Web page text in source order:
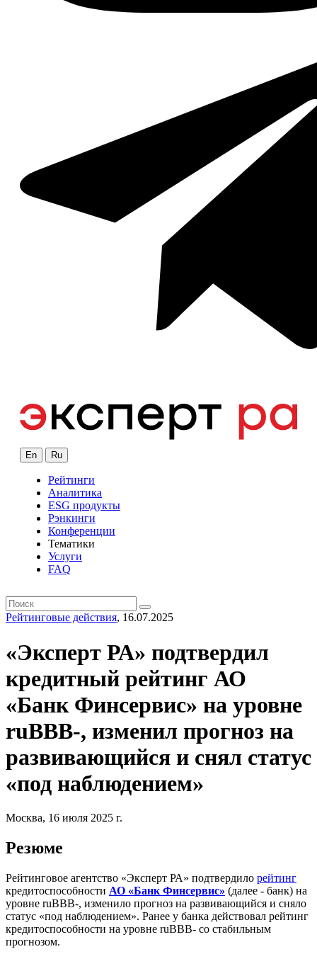
En Ru
Рейтинги
Аналитика
ESG продукты
Рэнкинги
Конференции
Тематики
Услуги
FAQ
Рейтинговые действия, 16.07.2025
«Эксперт РА» подтвердил
кредитный рейтинг АО
«Банк Финсервис» на уровне
ruBBB-, изменил прогноз на
развивающийся и снял статус
«под наблюдением»
Москва, 16 июля 2025 г.
Резюме
Рейтинговое агентство «Эксперт РА» подтвердило рейтинг
кредитоспособности АО «Банк Финсервис» (далее - банк) на
уровне ruBBB-, изменило прогноз на развивающийся и сняло
статус «под наблюдением». Ранее у банка действовал рейтинг
кредитоспособности на уровне ruBBB- со стабильным
прогнозом.